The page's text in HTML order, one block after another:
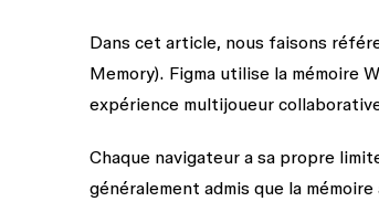
Dans cet article, nous faisons
Memory). Figma utilise la
expérience multijoueur
Chaque navigateur a sa propre
généralement admis que la